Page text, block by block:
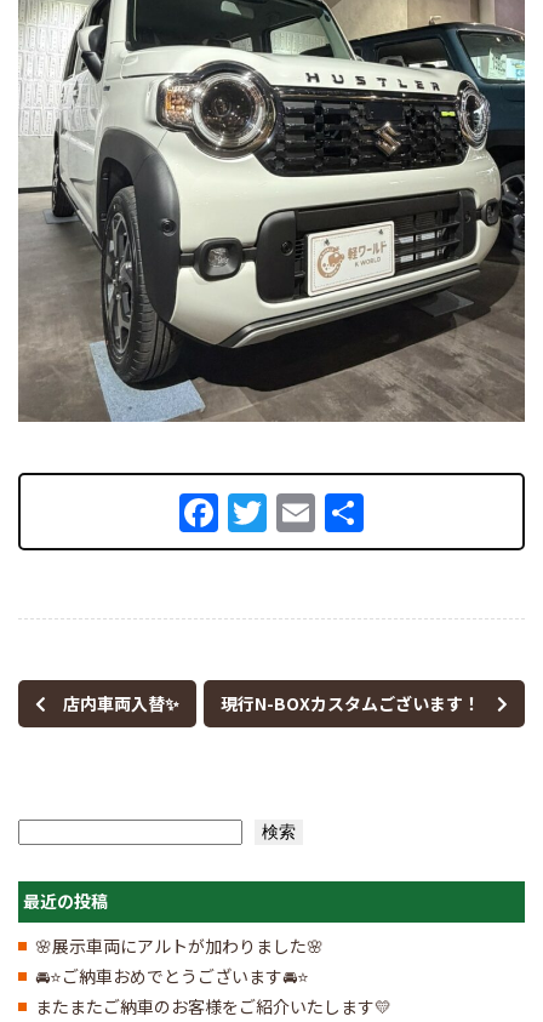
Facebook
Twitter
Email
有
店内車両入替✨ 現行N-BOXカスタムございます！
検索
最近の投稿
🌸展示車両にアルトが加わりました🌸
🚘⭐ご納車おめでとうございます🚘⭐
またまたご納車のお客様をご紹介いたします💛